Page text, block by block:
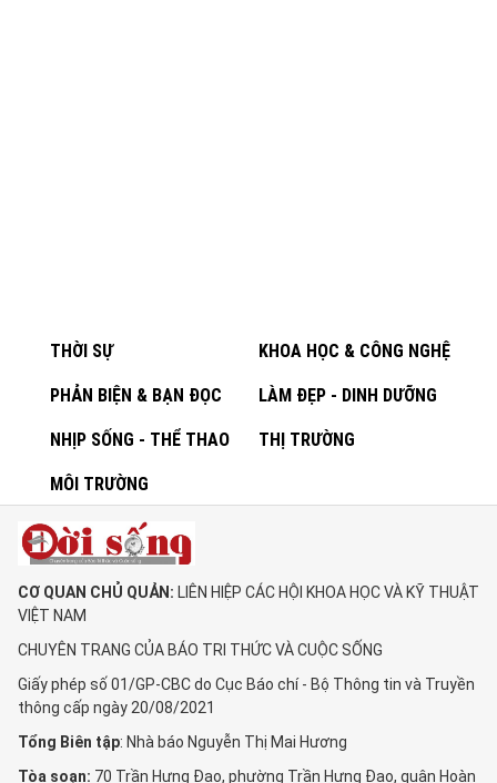
THỜI SỰ KHOA HỌC & CÔNG NGHỆ
PHẢN BIỆN & BẠN ĐỌC LÀM ĐẸP - DINH DƯỠNG
NHỊP SỐNG - THỂ THAO THỊ TRƯỜNG
MÔI TRƯỜNG
CƠ QUAN CHỦ QUẢN: LIÊN HIỆP CÁC HỘI KHOA HỌC VÀ KỸ THUẬT
VIỆT NAM
CHUYÊN TRANG CỦA BÁO TRI THỨC VÀ CUỘC SỐNG
Giấy phép số 01/GP-CBC do Cục Báo chí - Bộ Thông tin và Truyền
thông cấp ngày 20/08/2021
Tổng Biên tập: Nhà báo Nguyễn Thị Mai Hương
Tòa soạn: 70 Trần Hưng Đạo, phường Trần Hưng Đạo, quận Hoàn